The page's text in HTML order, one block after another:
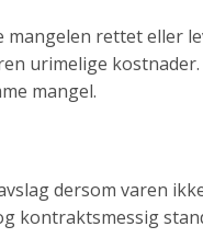
mangelen rettet eller
urimelige
mangel.
dersom varen
kontraktsmessig